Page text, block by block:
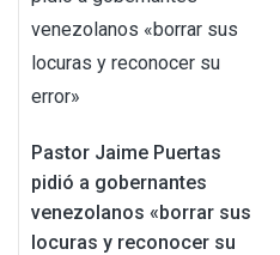
Pastor Jaime Puertas
pidió a gobernantes
venezolanos «borrar sus
locuras y reconocer su